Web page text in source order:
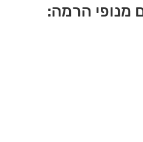
מנופי הרמה: